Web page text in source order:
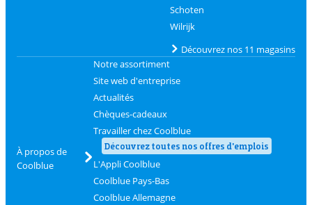
Schoten
Wilrijk
Découvrez nos 11 magasins
À propos de
Coolblue
Notre assortiment
Site web d'entreprise
Actualités
Chèques-cadeaux
Travailler chez Coolblue
Découvrez toutes nos offres d'emplois
L'Appli Coolblue
Coolblue Pays-Bas
Coolblue Allemagne